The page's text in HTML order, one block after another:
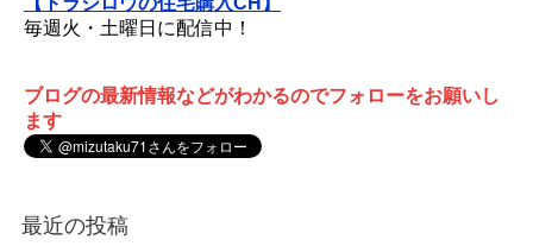
毎週火・土曜日に配信中！
ブログの最新情報などがわかるのでフォローをお願いし
ます
最近の投稿